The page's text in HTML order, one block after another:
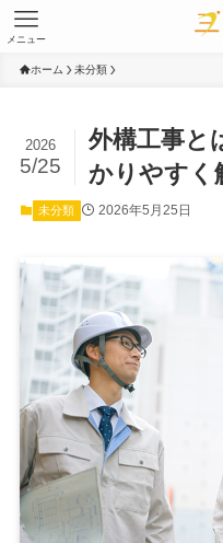
メニュー
ホーム 未分類
外構工事と
かりやすく
2026
5/25
未分類 2026年5月25日